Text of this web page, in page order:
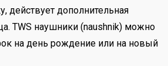
действует дополнительная
TWS наушники (naushnik) можно
на день рождение или на новый